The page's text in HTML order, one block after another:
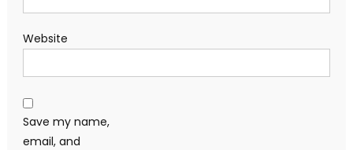
Website
Save my name,
email, and